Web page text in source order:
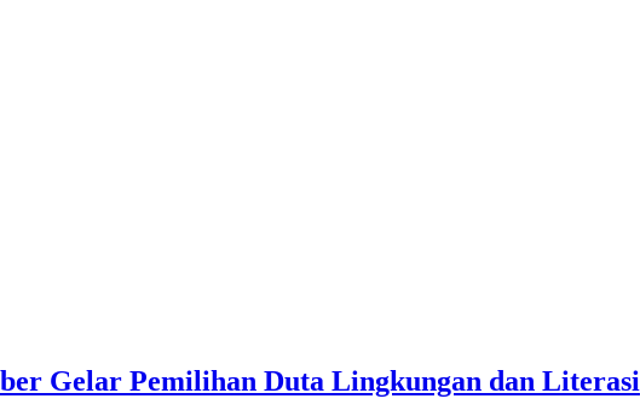
Gelar Pemilihan Duta Lingkungan dan Literasi